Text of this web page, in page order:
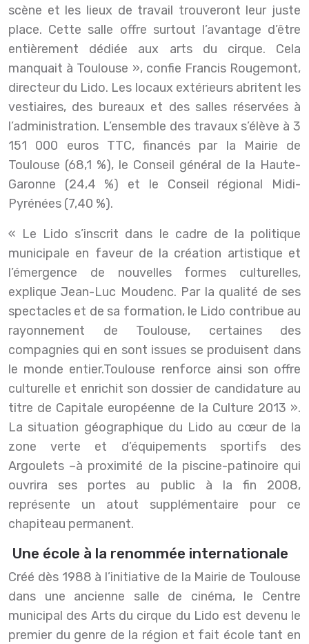
scène et les lieux de travail trouveront leur juste
place. Cette salle offre surtout l’avantage d’être
entièrement dédiée aux arts du cirque. Cela
manquait à Toulouse », confie Francis Rougemont,
directeur du Lido. Les locaux extérieurs abritent les
vestiaires, des bureaux et des salles réservées à
l’administration. L’ensemble des travaux s’élève à 3
151 000 euros TTC, financés par la Mairie de
Toulouse (68,1 %), le Conseil général de la Haute-
Garonne (24,4 %) et le Conseil régional Midi-
Pyrénées (7,40 %).
« Le Lido s’inscrit dans le cadre de la politique
municipale en faveur de la création artistique et
l’émergence de nouvelles formes culturelles,
explique Jean-Luc Moudenc. Par la qualité de ses
spectacles et de sa formation, le Lido contribue au
rayonnement de Toulouse, certaines des
compagnies qui en sont issues se produisent dans
le monde entier.Toulouse renforce ainsi son offre
culturelle et enrichit son dossier de candidature au
titre de Capitale européenne de la Culture 2013 ».
La situation géographique du Lido au cœur de la
zone verte et d’équipements sportifs des
Argoulets –à proximité de la piscine-patinoire qui
ouvrira ses portes au public à la fin 2008,
représente un atout supplémentaire pour ce
chapiteau permanent.
Une école à la renommée internationale
Créé dès 1988 à l’initiative de la Mairie de Toulouse
dans une ancienne salle de cinéma, le Centre
municipal des Arts du cirque du Lido est devenu le
premier du genre de la région et fait école tant en